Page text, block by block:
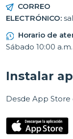
CORREO
ELECTRÓNICO:
Horario de
Sábado 10:00
Instalar
Desde App Store